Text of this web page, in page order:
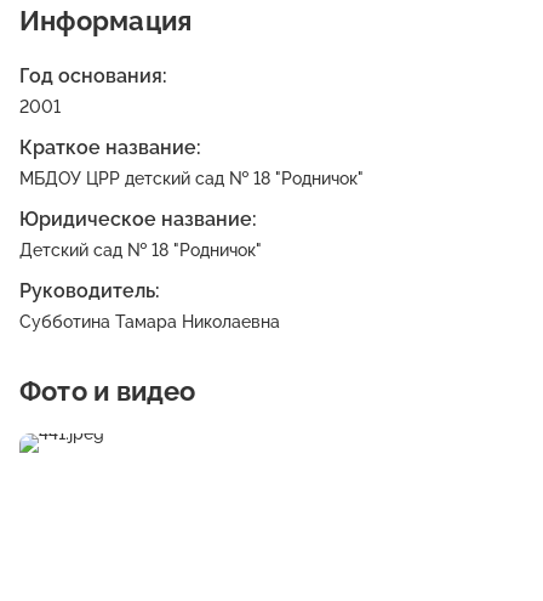
Информация
Год основания:
2001
Краткое название:
МБДОУ ЦРР детский сад № 18 "Родничок"
Юридическое название:
Детский сад № 18 "Родничок"
Руководитель:
Субботина Тамара Николаевна
Фото и видео